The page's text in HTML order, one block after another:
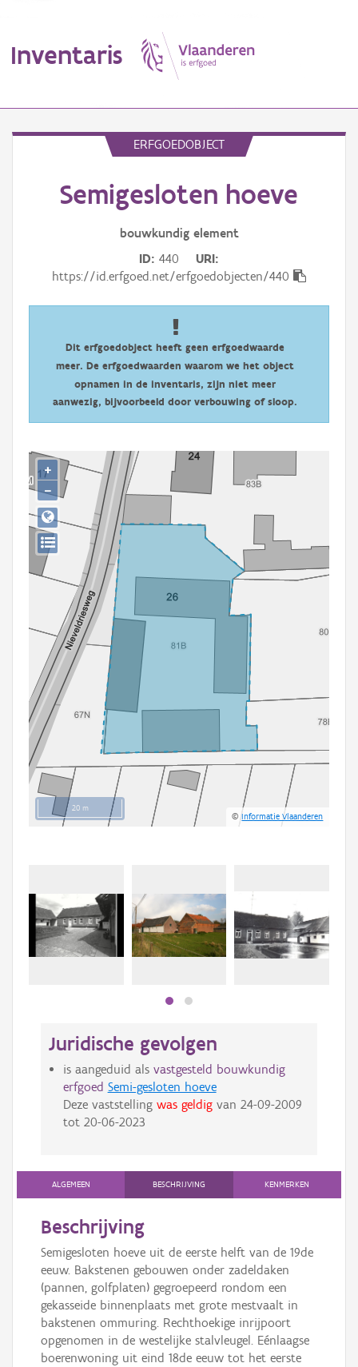
Inventaris
Erfgoedobject
Persoon of collectief
Downloads
Aanmelden
ERFGOEDOBJECT
Semigesloten hoeve
bouwkundig element
ID 440
URI
https://id.erfgoed.net/erfgoedobjecten/440
Dit erfgoedobject heeft geen erfgoedwaarde
meer. De erfgoedwaarden waarom we het object
opnamen in de inventaris, zijn niet meer
aanwezig, bijvoorbeeld door verbouwing of sloop.
20 m
©Informatie Vlaanderen
+
−
Juridische gevolgen
is aangeduid als vastgesteld bouwkundig
erfgoed Semi-gesloten hoeve
Deze vaststelling was geldigvan 24-09-2009
tot 20-06-2023
ALGEMEEN BESCHRIJVING KENMERKEN
Beschrijving
Semigesloten hoeve uit de eerste helft van de 19de
eeuw. Bakstenen gebouwen onder zadeldaken
(pannen, golfplaten) gegroepeerd rondom een
gekasseide binnenplaats met grote mestvaalt in
bakstenen ommuring. Rechthoekige inrijpoort
opgenomen in de westelijke stalvleugel. Eénlaagse
boerenwoning uit eind 18de eeuw tot het eerste